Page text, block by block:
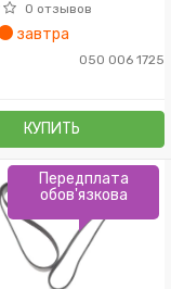
0 отзывов
завтра
050 006 1725
КУПИТЬ
Передплата
обов'язкова